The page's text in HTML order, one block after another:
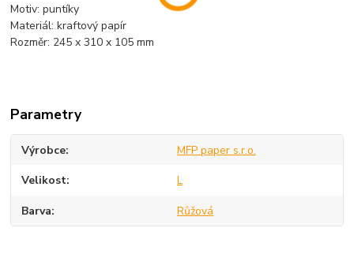
Motiv: puntíky
Materiál: kraftový papír
Rozměr: 245 x 310 x 105 mm
Parametry
Výrobce MFP paper s.r.o.
Velikost L
Barva Růžová